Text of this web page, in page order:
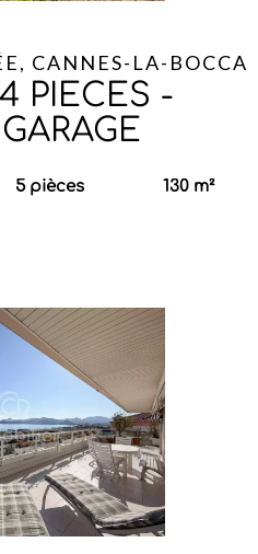
CANNES-LA-BOCCA
PIECES -
5 pièces 130 m²